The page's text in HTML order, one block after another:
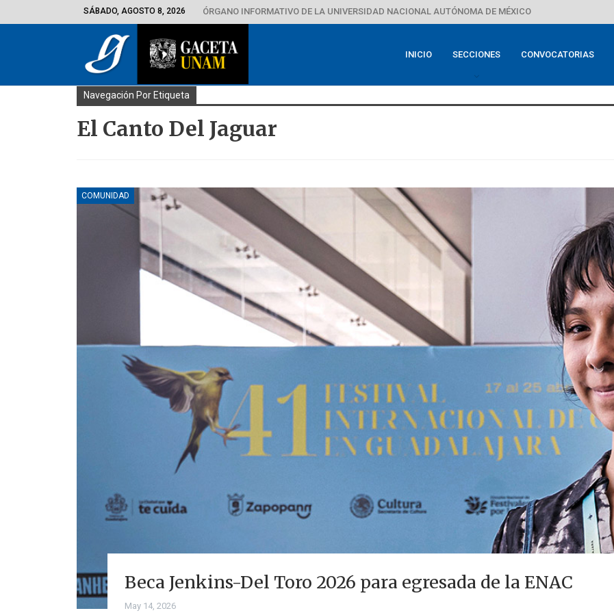
SÁBADO, AGOSTO 8, 2026 ÓRGANO INFORMATIVO DE LA UNIVERSIDAD NACIONAL AUTÓNOMA DE MÉXICO
INICIO SECCIONES CONVOCATORIAS
Navegación Por Etiqueta
El Canto Del Jaguar
COMUNIDAD
Beca Jenkins-Del Toro 2026 para egresada de la ENAC
May 14, 2026